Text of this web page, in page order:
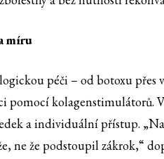
míru
péči – od botoxu přes
pomocí kolagenstimulátorů.
a individuální přístup.
ne že podstoupil zákrok,“